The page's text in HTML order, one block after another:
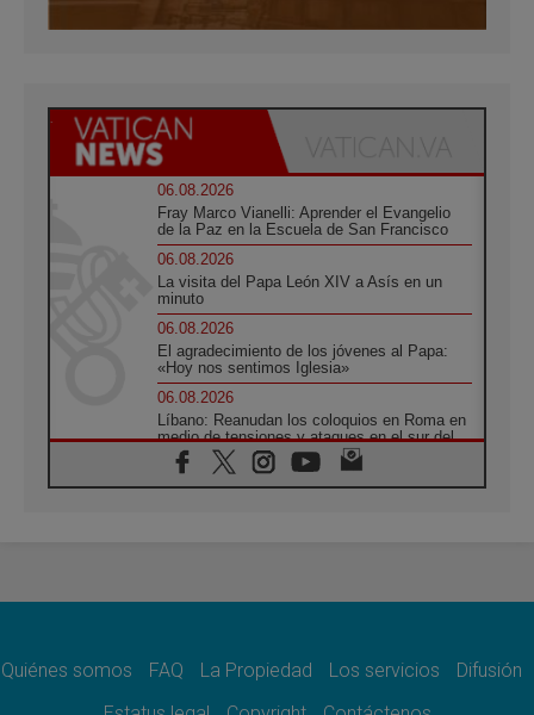
06.08.2026
Fray Marco Vianelli: Aprender el Evangelio
de la Paz en la Escuela de San Francisco
06.08.2026
La visita del Papa León XIV a Asís en un
minuto
06.08.2026
El agradecimiento de los jóvenes al Papa:
«Hoy nos sentimos Iglesia»
06.08.2026
Líbano: Reanudan los coloquios en Roma en
medio de tensiones y ataques en el sur del
país
06.08.2026
noticia para todo el Uruguay
Quiénes somos FAQ La Propiedad Los servicios
Difusión